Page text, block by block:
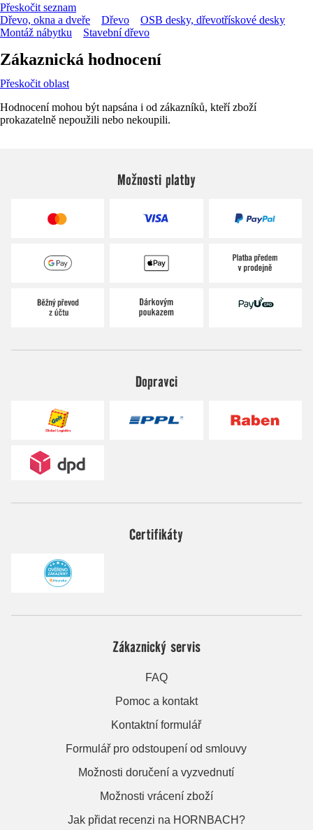
Přeskočit seznam
Dřevo, okna a dveře
Dřevo
OSB desky, dřevotřískové desky
Montáž nábytku
Stavební dřevo
Zákaznická hodnocení
Přeskočit oblast
Hodnocení mohou být napsána i od zákazníků, kteří zboží
prokazatelně nepoužili nebo nekoupili.
Možnosti platby
Dopravci
Certifikáty
Zákaznický servis
FAQ
Pomoc a kontakt
Kontaktní formulář
Formulář pro odstoupení od smlouvy
Možnosti doručení a vyzvednutí
Možnosti vrácení zboží
Jak přidat recenzi na HORNBACH?